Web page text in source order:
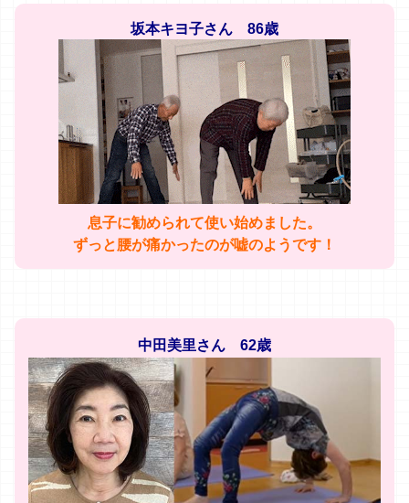
坂本キヨ子さん 86歳
息子に勧められて使い始めました。
ずっと腰が痛かったのが嘘のようです！
中田美里さん 62歳